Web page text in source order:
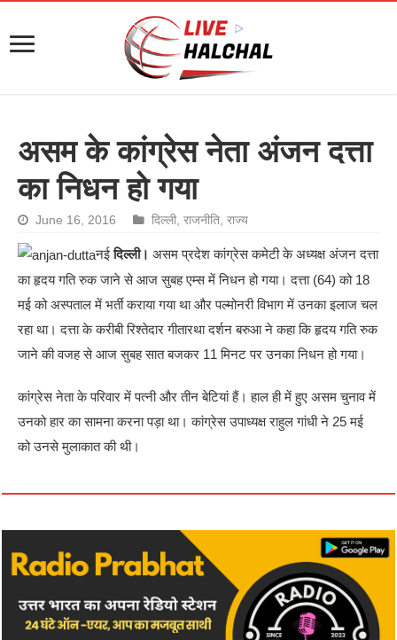
असम के कांग्रेस नेता अंजन दत्ता
का निधन हो गया
June 16, 2016 दिल्ली ,राजनीति ,राज्य
नईदिल्ली। असम प्रदेश कांग्रेस कमेटी के अध्यक्ष अंजन दत्ता
का हृदय गति रुक जाने से आज सुबह एम्स में निधन हो गया। दत्ता (64) को 18
मई को अस्पताल में भर्ती कराया गया था और पल्मोनरी विभाग में उनका इलाज चल
रहा था। दत्ता के करीबी रिश्तेदार गीतारथा दर्शन बरुआ ने कहा कि हृदय गति रुक
जाने की वजह से आज सुबह सात बजकर 11 मिनट पर उनका निधन हो गया।
कांग्रेस नेता के परिवार में पत्नी और तीन बेटियां हैं। हाल ही में हुए असम चुनाव में
उनको हार का सामना करना पड़ा था। कांग्रेस उपाध्यक्ष राहुल गांधी ने 25 मई
को उनसे मुलाकात की थी।